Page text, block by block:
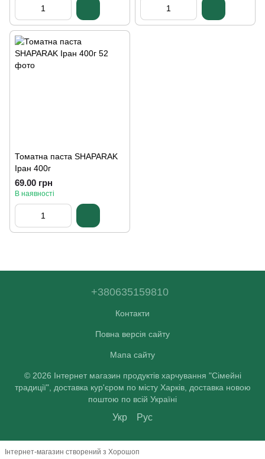
Томатна паста SHAPARAK
Іран 400г
69.00 грн
В наявності
+380635159810
Контакти
Повна версія сайту
Мапа сайту
© 2026 Інтернет магазин продуктів харчування "Сімейні
традиції", доставка кур'єром по місту Харків, доставка новою
поштою по всій Україні
Укр Рус
Інтернет-магазин створений з Хорошоп